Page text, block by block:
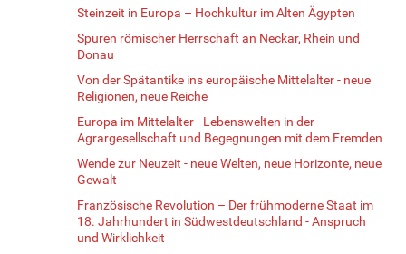
Steinzeit in Europa – Hochkultur im Alten Ägypten
Spuren römischer Herrschaft an Neckar, Rhein und
Donau
Von der Spätantike ins europäische Mittelalter - neue
Religionen, neue Reiche
Europa im Mittelalter - Lebenswelten in der
Agrargesellschaft und Begegnungen mit dem Fremden
Wende zur Neuzeit - neue Welten, neue Horizonte, neue
Gewalt
Französische Revolution – Der frühmoderne Staat im
18. Jahrhundert in Südwestdeutschland - Anspruch
und Wirklichkeit